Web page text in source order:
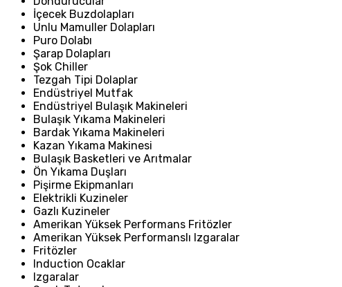
İçecek Buzdolapları
Unlu Mamuller Dolapları
Puro Dolabı
Şarap Dolapları
Şok Chiller
Tezgah Tipi Dolaplar
Endüstriyel Mutfak
Endüstriyel Bulaşık Makineleri
Bulaşık Yıkama Makineleri
Bardak Yıkama Makineleri
Kazan Yıkama Makinesi
Bulaşık Basketleri ve Arıtmalar
Ön Yıkama Duşları
Pişirme Ekipmanları
Elektrikli Kuzineler
Gazlı Kuzineler
Amerikan Yüksek Performans Fritözler
Amerikan Yüksek Performanslı Izgaralar
Fritözler
Induction Ocaklar
Izgaralar